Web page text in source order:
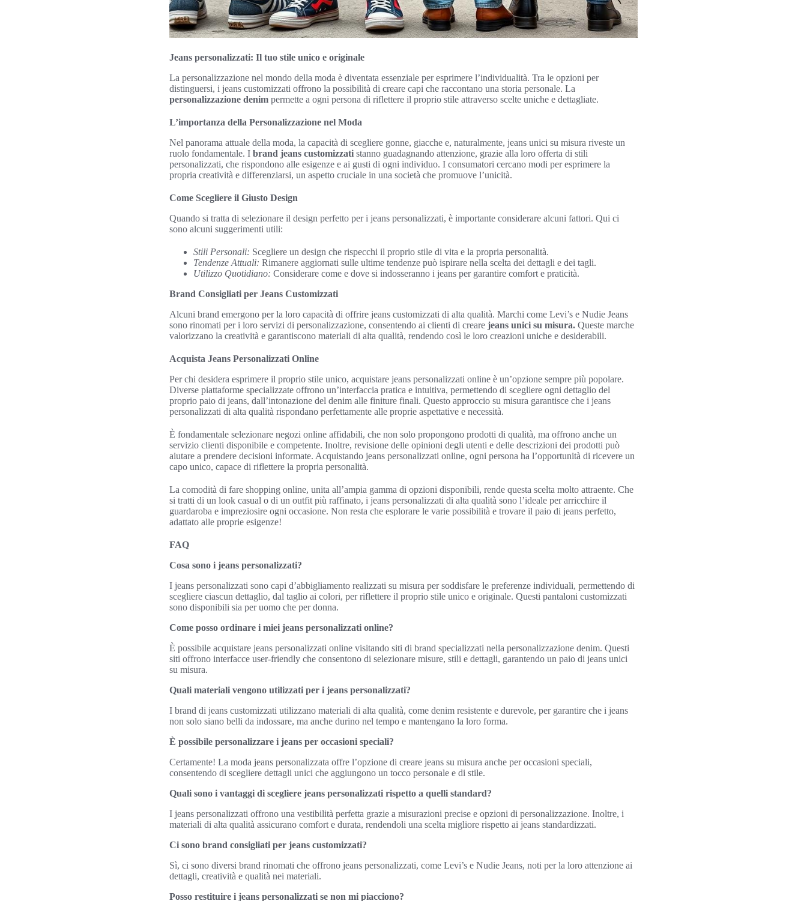
Jeans personalizzati: Il tuo stile unico e originale
La personalizzazione nel mondo della moda è diventata essenziale per esprimere l’individualità. Tra le opzioni per
distinguersi, i jeans customizzati offrono la possibilità di creare capi che raccontano una storia personale. La
personalizzazione denim permette a ogni persona di riflettere il proprio stile attraverso scelte uniche e dettagliate.
L’importanza della Personalizzazione nel Moda
Nel panorama attuale della moda, la capacità di scegliere gonne, giacche e, naturalmente, jeans unici su misura riveste un
ruolo fondamentale. I brand jeans customizzati stanno guadagnando attenzione, grazie alla loro offerta di stili
personalizzati, che rispondono alle esigenze e ai gusti di ogni individuo. I consumatori cercano modi per esprimere la
propria creatività e differenziarsi, un aspetto cruciale in una società che promuove l’unicità.
Come Scegliere il Giusto Design
Quando si tratta di selezionare il design perfetto per i jeans personalizzati, è importante considerare alcuni fattori. Qui ci
sono alcuni suggerimenti utili:
Stili Personali: Scegliere un design che rispecchi il proprio stile di vita e la propria personalità.
Tendenze Attuali: Rimanere aggiornati sulle ultime tendenze può ispirare nella scelta dei dettagli e dei tagli.
Utilizzo Quotidiano: Considerare come e dove si indosseranno i jeans per garantire comfort e praticità.
Brand Consigliati per Jeans Customizzati
Alcuni brand emergono per la loro capacità di offrire jeans customizzati di alta qualità. Marchi come Levi’s e Nudie Jeans
sono rinomati per i loro servizi di personalizzazione, consentendo ai clienti di creare jeans unici su misura. Queste marche
valorizzano la creatività e garantiscono materiali di alta qualità, rendendo così le loro creazioni uniche e desiderabili.
Acquista Jeans Personalizzati Online
Per chi desidera esprimere il proprio stile unico, acquistare jeans personalizzati online è un’opzione sempre più popolare.
Diverse piattaforme specializzate offrono un’interfaccia pratica e intuitiva, permettendo di scegliere ogni dettaglio del
proprio paio di jeans, dall’intonazione del denim alle finiture finali. Questo approccio su misura garantisce che i jeans
personalizzati di alta qualità rispondano perfettamente alle proprie aspettative e necessità.
È fondamentale selezionare negozi online affidabili, che non solo propongono prodotti di qualità, ma offrono anche un
servizio clienti disponibile e competente. Inoltre, revisione delle opinioni degli utenti e delle descrizioni dei prodotti può
aiutare a prendere decisioni informate. Acquistando jeans personalizzati online, ogni persona ha l’opportunità di ricevere un
capo unico, capace di riflettere la propria personalità.
La comodità di fare shopping online, unita all’ampia gamma di opzioni disponibili, rende questa scelta molto attraente. Che
si tratti di un look casual o di un outfit più raffinato, i jeans personalizzati di alta qualità sono l’ideale per arricchire il
guardaroba e impreziosire ogni occasione. Non resta che esplorare le varie possibilità e trovare il paio di jeans perfetto,
adattato alle proprie esigenze!
FAQ
Cosa sono i jeans personalizzati?
I jeans personalizzati sono capi d’abbigliamento realizzati su misura per soddisfare le preferenze individuali, permettendo di
scegliere ciascun dettaglio, dal taglio ai colori, per riflettere il proprio stile unico e originale. Questi pantaloni customizzati
sono disponibili sia per uomo che per donna.
Come posso ordinare i miei jeans personalizzati online?
È possibile acquistare jeans personalizzati online visitando siti di brand specializzati nella personalizzazione denim. Questi
siti offrono interfacce user-friendly che consentono di selezionare misure, stili e dettagli, garantendo un paio di jeans unici
su misura.
Quali materiali vengono utilizzati per i jeans personalizzati?
I brand di jeans customizzati utilizzano materiali di alta qualità, come denim resistente e durevole, per garantire che i jeans
non solo siano belli da indossare, ma anche durino nel tempo e mantengano la loro forma.
È possibile personalizzare i jeans per occasioni speciali?
Certamente! La moda jeans personalizzata offre l’opzione di creare jeans su misura anche per occasioni speciali,
consentendo di scegliere dettagli unici che aggiungono un tocco personale e di stile.
Quali sono i vantaggi di scegliere jeans personalizzati rispetto a quelli standard?
I jeans personalizzati offrono una vestibilità perfetta grazie a misurazioni precise e opzioni di personalizzazione. Inoltre, i
materiali di alta qualità assicurano comfort e durata, rendendoli una scelta migliore rispetto ai jeans standardizzati.
Ci sono brand consigliati per jeans customizzati?
Sì, ci sono diversi brand rinomati che offrono jeans personalizzati, come Levi’s e Nudie Jeans, noti per la loro attenzione ai
dettagli, creatività e qualità nei materiali.
Posso restituire i jeans personalizzati se non mi piacciono?